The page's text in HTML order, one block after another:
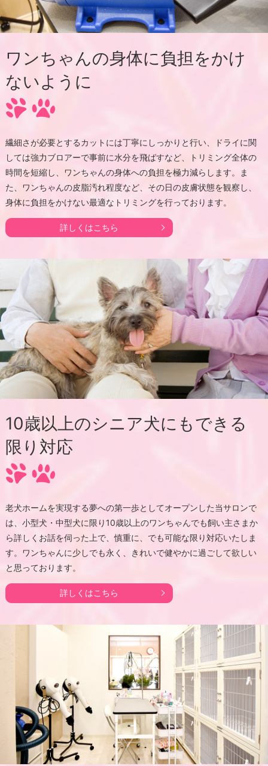
ワンちゃんの身体に負担をかけ
ないように
繊細さが必要とするカットには丁寧にしっかりと行い、ドライに関
しては強力ブロアーで事前に水分を飛ばすなど、トリミング全体の
時間を短縮し、ワンちゃんの身体への負担を極力減らします。ま
た、ワンちゃんの皮脂汚れ程度など、その日の皮膚状態を観察し、
身体に負担をかけない最適なトリミングを行っております。
詳しくはこちら
10歳以上のシニア犬にもできる
限り対応
老犬ホームを実現する夢への第一歩としてオープンした当サロンで
は、小型犬・中型犬に限り10歳以上のワンちゃんでも飼い主さまか
ら詳しくお話を伺った上で、慎重に、でも可能な限り対応いたしま
す。ワンちゃんに少しでも永く、きれいで健やかに過ごして欲しい
と思っております。
詳しくはこちら